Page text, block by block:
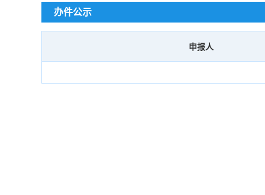
办件公示
申报人